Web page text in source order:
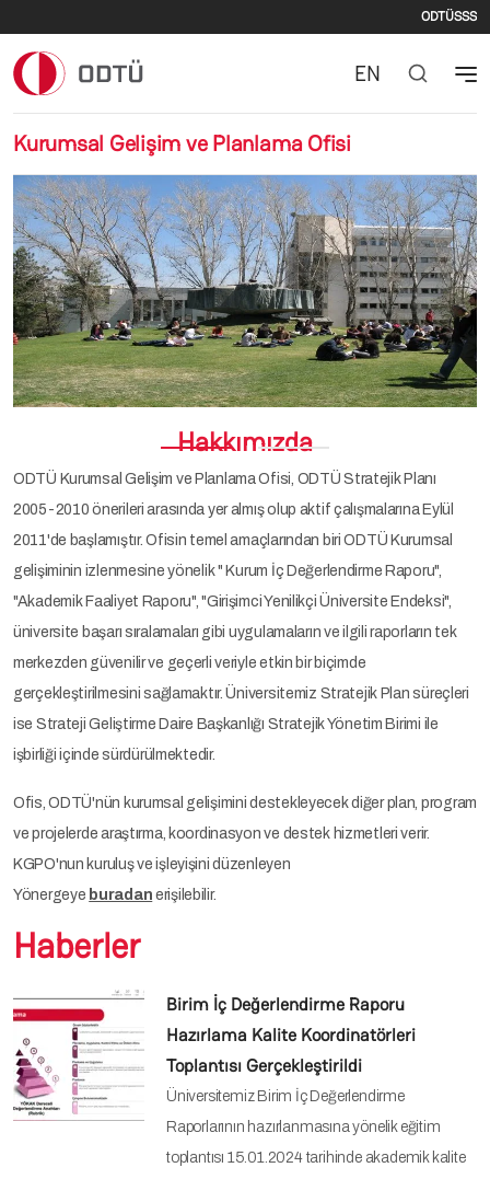
ODTÜSSS
Kurumsal Gelişim ve Planlama Ofisi
EN
Önceki
Hakkımızda
ODTÜ Kurumsal Gelişim ve Planlama Ofisi, ODTÜ Stratejik Planı
2005-2010 önerileri arasında yer almış olup aktif çalışmalarına Eylül
2011'de başlamıştır. Ofisin temel amaçlarından biri ODTÜ Kurumsal
gelişiminin izlenmesine yönelik " Kurum İç Değerlendirme Raporu",
"Akademik Faaliyet Raporu", "Girişimci Yenilikçi Üniversite Endeksi",
üniversite başarı sıralamaları gibi uygulamaların ve ilgili raporların tek
merkezden güvenilir ve geçerli veriyle etkin bir biçimde
gerçekleştirilmesini sağlamaktır. Üniversitemiz Stratejik Plan süreçleri
ise Strateji Geliştirme Daire Başkanlığı Stratejik Yönetim Birimi ile
işbirliği içinde sürdürülmektedir.
Ofis, ODTÜ'nün kurumsal gelişimini destekleyecek diğer plan, program
ve projelerde araştırma, koordinasyon ve destek hizmetleri verir.
KGPO'nun kuruluş ve işleyişini düzenleyen
Yönergeye buradan erişilebilir.
Haberler
Birim İç Değerlendirme Raporu
Hazırlama Kalite Koordinatörleri
Toplantısı Gerçekleştirildi
Üniversitemiz Birim İç Değerlendirme
Raporlarının hazırlanmasına yönelik eğitim
toplantısı 15.01.2024 tarihinde akademik kalite